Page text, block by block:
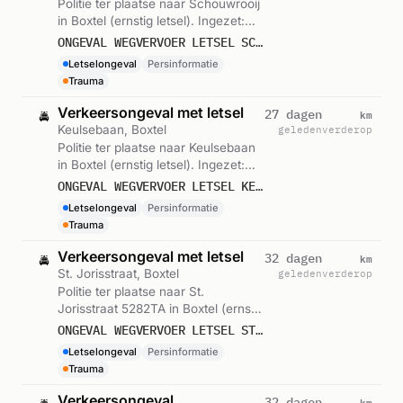
Politie ter plaatse naar Schouwrooij
in Boxtel (ernstig letsel). Ingezet:
Persinformatie. Gemeld om 10:53. ONGEVAL WEGVERVOER LETSEL SCHOUWROOIJ BOXTEL
Letselongeval
Persinformatie
Trauma
🚔 Verkeersongeval met letsel
Keulsebaan, Boxtel
Politie ter plaatse naar Keulsebaan
in Boxtel (ernstig letsel). Ingezet:
Persinformatie. Gemeld om 16:32. ONGEVAL WEGVERVOER LETSEL KEULSEBAAN BOXTEL
Letselongeval
Persinformatie
Trauma
27 dagen
geleden
km
verderop
🚔 Verkeersongeval met letsel
St. Jorisstraat, Boxtel
Politie ter plaatse naar St.
Jorisstraat 5282TA in Boxtel (ernstig
letsel). Ingezet: Persinformatie.
ONGEVAL WEGVERVOER LETSEL ST.JORISSTRAAT 5282TA BOXTEL
Letselongeval
Persinformatie
Trauma
32 dagen
geleden
km
verderop